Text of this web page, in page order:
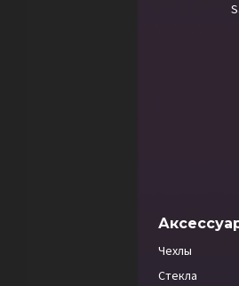
Чехлы
Стекла